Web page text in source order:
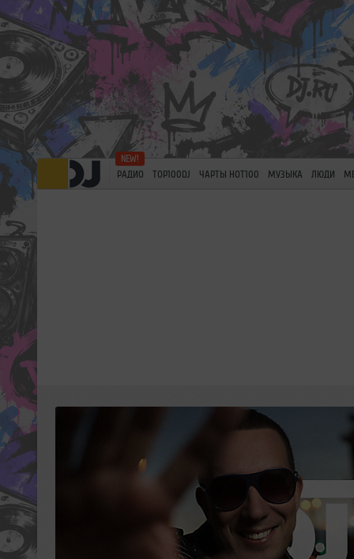
РАДИО TOP100DJ ЧАРТЫ HOT100 МУЗЫКА ЛЮДИ